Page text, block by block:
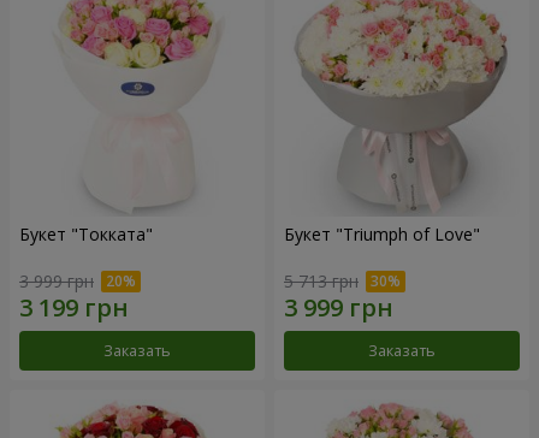
Букет "Токката"
3 999 грн
Заказать
Букет "Triumph of Love"
5 713 грн
Заказать